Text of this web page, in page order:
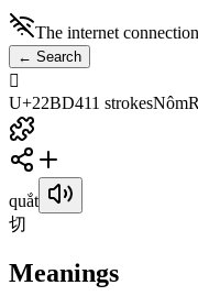
The internet
← Search
𢯔
U+22BD411 strokesNôm
quắt
切
Meanings